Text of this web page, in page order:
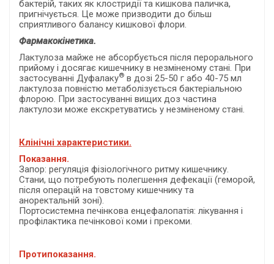
бактерій, таких як клостридії та кишкова паличка,
пригнічується. Це може призводити до більш
сприятливого балансу кишкової флори.
Фармакокінетика.
Лактулоза майже не абсорбується після перорального
прийому і досягає кишечнику в незміненому стані. При
застосуванні Дуфалаку® в дозі 25-50 г або 40-75 мл
лактулоза повністю метаболізується бактеріальною
флорою. При застосуванні вищих доз частина
лактулози може екскретуватись у незміненому стані.
Клінічні характеристики.
Показання.
Запор: регуляція фізіологічного ритму кишечнику.
Стани, що потребують полегшення дефекації (геморой,
після операцій на товстому кишечнику та
аноректальній зоні).
Портосистемна печінкова енцефалопатія: лікування і
профілактика печінкової коми і прекоми.
Протипоказання.